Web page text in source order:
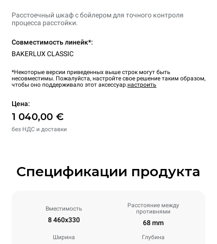
Расстоечный шкаф с бойлером для точного контроля
процесса расстойки.
Совместимость линейк*:
BAKERLUX CLASSIC
*Некоторые версии приведенных выше строк могут быть
несовместимы. Пожалуйста, настройте свое решение таким образом,
чтобы оно поддерживало этот аксессуар.настроить
Цена:
1 040,00 €
без НДС и доставки
Спецификации продукта
Вместимость
8 460x330
Расстояние между
противнями
68 mm
Ширина Глубина